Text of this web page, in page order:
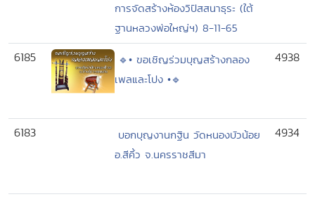
การจัดสร้างห้องวิปัสสนาธุระ (ใต้
ฐานหลวงพ่อใหญ่ฯ) 8-11-65
6185
🔹• ขอเชิญร่วมบุญสร้างกลอง
เพลและโปง •🔹
4938
6183
บอกบุญงานกฐิน วัดหนองบัวน้อย
อ.สีคิ้ว จ.นครราชสีมา
4934